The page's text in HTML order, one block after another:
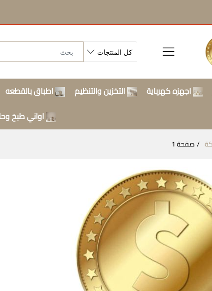
اجهزه كهرباية التخزين والتنظيم اطباق بالقطعه
اواني طبخ
صفحة 1